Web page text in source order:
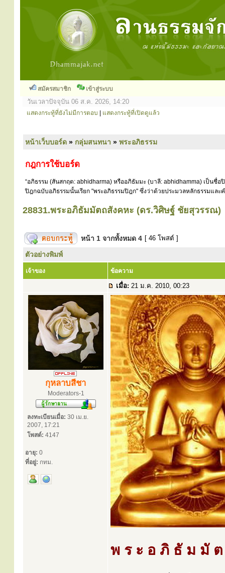
สมัครสมาชิก เข้าสู่ระบบ
วันเวลาปัจจุบัน 06 ส.ค. 2026, 14:20
แสดงกระทู้ที่ยังไม่มีการตอบ แสดงกระทู้ที่เปิดดูแล้ว
หน้าเว็บบอร์ด » กลุ่มสนทนา » พระอภิธรรม
กฎการใช้บอร์ด
“อภิธรรม (สันสกฤต: abhidharma) หรืออภิธัมมะ (บาลี: abhidhamma) เป็น
ปิฎกฉบับอภิธรรมนั้นเรียก "พระอภิธรรมปิฎก" ซึ่งว่าด้วยประมวลหลักธรรมแล
28831.พระอภิธัมมัตถสังคหะ (ดร.วิศิษฐ์ ชัยสุวรรณ)
หน้า 1 จากทั้งหมด 4 [ 46 โพสต์ ]
ตัวอย่างพิมพ์
เจ้าของ ข้อความ
เมื่อ: 21 ม.ค. 2010, 00:23
กุหลาบสีชา
Moderators-1
ลงทะเบียนเมื่อ: 30 เม.ย.
2007, 17:21
โพสต์: 4147
อายุ: 0
ที่อยู่: กทม.
พ ร ะ อ ภิ ธั ม มั